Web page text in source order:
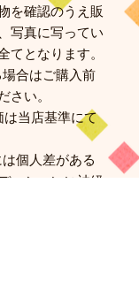
を確認のうえ販
写真に写ってい
てとなります。
合はご購入前
さい。
は当店基準にて
個人差がある
ィションに神経